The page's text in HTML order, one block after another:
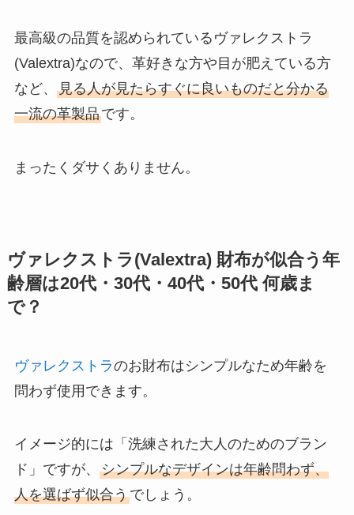
最高級の品質を認められているヴァレクストラ
(Valextra)なので、革好きな方や目が肥えている方
など、 見る人が見たらすぐに良いものだと分かる
一流の革製品です。
まったくダサくありません。
ヴァレクストラ(Valextra) 財布が似合う年
齢層は20代・30代・40代・50代 何歳ま
で？
ヴァレクストラのお財布はシンプルなため年齢を
問わず使用できます。
イメージ的には「洗練された大人のためのブラン
ド」ですが、 シンプルなデザインは年齢問わず、
人を選ばず似合うでしょう。